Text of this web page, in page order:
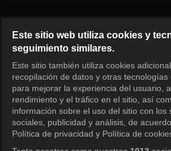
Iniciar sesión
Este sitio web utiliza cookies y
seguimiento similares.
Este sitio también utiliza cookies
recopilación de datos y otras tecnologías
para mejorar la experiencia del usuario,
rendimiento y el tráfico en el sitio, así
información sobre el uso del sitio con los
sociales, publicidad y análisis, de
Política de privacidad y Política de